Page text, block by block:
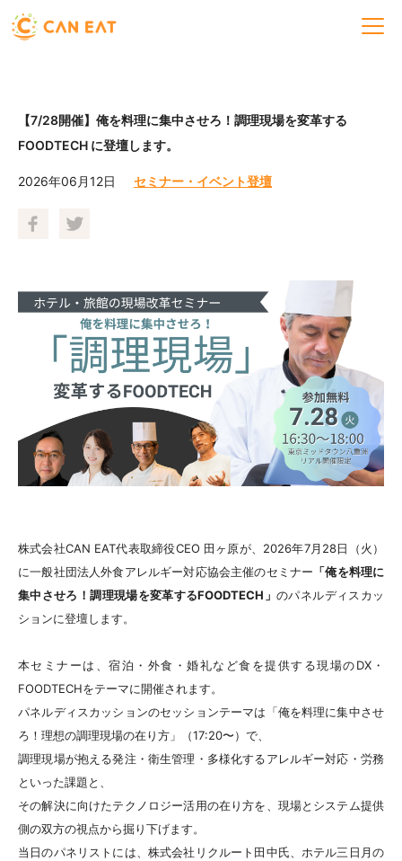
【7/28開催】俺を料理に集中させろ！調理現場を変革する
FOODTECH に登壇します。
2026年06月12日 セミナー・イベント登壇
株式会社CAN EAT代表取締役CEO 田ヶ原が、2026年7月28日（火）
に一般社団法人外食アレルギー対応協会主催のセミナー 「俺を料理に
集中させろ！調理現場を変革するFOODTECH」のパネルディスカッ
ションに登壇します。
本セミナーは、宿泊・外食・婚礼など食を提供する現場のDX・
FOODTECHをテーマに開催されます。
パネルディスカッションのセッションテーマは「俺を料理に集中させ
ろ！理想の調理現場の在り方」（17:20〜）で、
調理現場が抱える発注・衛生管理・多様化するアレルギー対応・労務
といった課題と、
その解決に向けたテクノロジー活用の在り方を、現場とシステム提供
側の双方の視点から掘り下げます。
当日のパネリストには、株式会社リクルート田中氏、ホテル三日月の